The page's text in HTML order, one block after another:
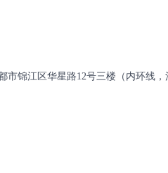
市锦江区华星路12号三楼（内环线，